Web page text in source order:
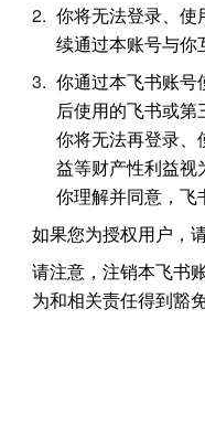
你将无法登录、使
续通过本账号与你
你通过本飞书账号
后使用的飞书或第
你将无法再登录、
益等财产性利益视
你理解并同意，飞
如果您为授权用户，
请注意，注销本飞书
为和相关责任得到豁